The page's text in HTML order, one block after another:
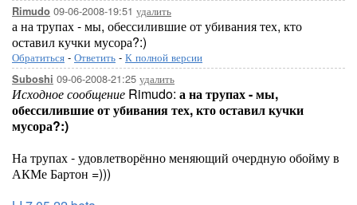
Rimudo 09-06-2008-19:51 удалить
а на трупах - мы, обессилившие от убивания тех, кто
оставил кучки мусора?:)
Обратиться - Ответить - К полной версии
Suboshi 09-06-2008-21:25 удалить
Исходное сообщение Rimudo: а на трупах - мы,
обессилившие от убивания тех, кто оставил кучки
мусора?:)
На трупах - удовлетворённо меняющий очердную обойму в
АКМе Бартон =)))